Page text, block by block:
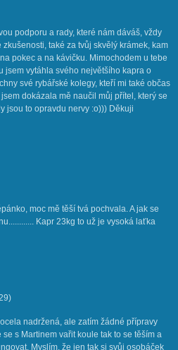
podporu a rady, které nám dáváš, vždy
také za tvůj skvělý krámek, kam
pokec a na kávičku. Mimochodem u tebe
jsem vytáhla svého největšího kapra o
své rybářské kolegy, kteří mi také občas
dokázala mě naučil můj přítel, který se
jsou to opravdu nervy :o))) Děkuji
moc mě těší tvá pochvala. A jak se
Kapr 23kg to už je vysoká laťka
)
nadržená, ale zatím žádné přípravy
s Martinem vařit koule tak to se těším a
Myslím, že jen tak si svůj osobáček